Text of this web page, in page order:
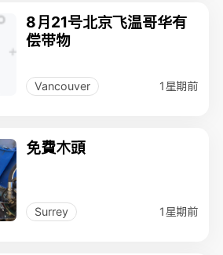
8月21号北京飞温哥华有
偿带物
Vancouver 1星期前
免費木頭
Surrey 1星期前